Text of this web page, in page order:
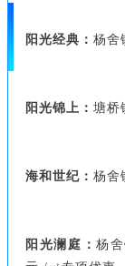
阳光经典： 杨舍
阳光锦上： 塘桥
海和世纪： 杨舍
阳光澜庭：杨